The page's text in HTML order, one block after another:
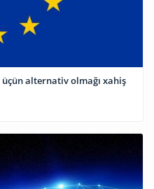
üçün alternativ olmağı xahiş